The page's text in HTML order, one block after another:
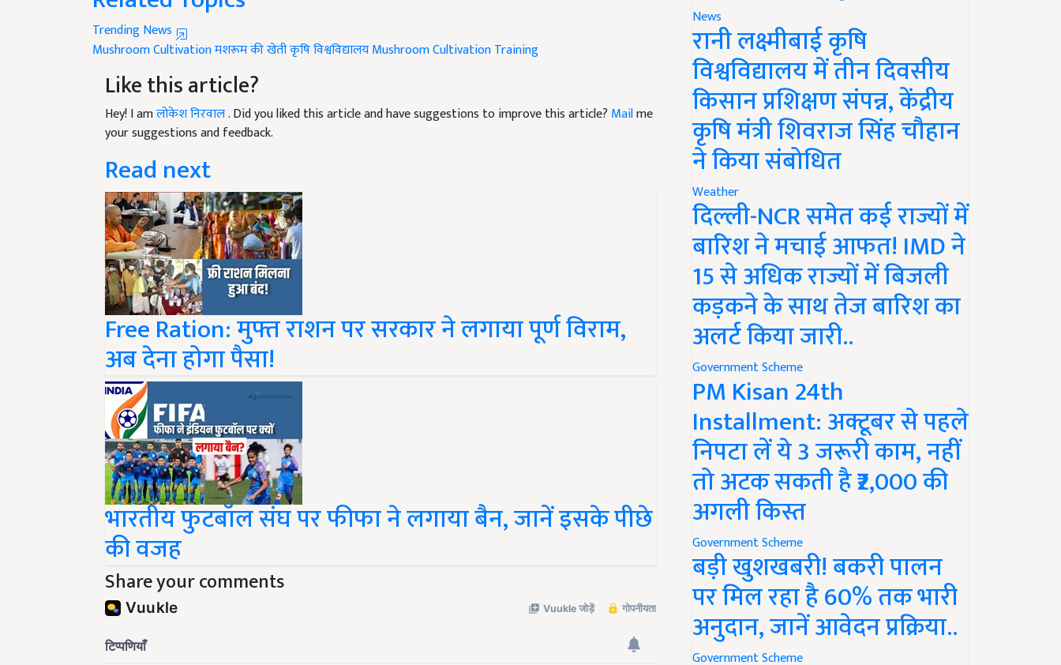
Trending News
Mushroom Cultivationमशरूम की खेतीकृषि विश्वविद्यालयMushroom Cultivation Training
Like this article?
Hey! I amलोकेश निरवाल. Did you liked this article and have suggestions to improve this article? Mailme
your suggestions and feedback.
Read next
Free Ration: मुफ्त राशन पर सरकार ने लगाया पूर्ण विराम,
अब देना होगा पैसा!
भारतीय फुटबॉल संघ पर फीफा ने लगाया बैन, जानें इसके पीछे
की वजह
Share your comments
News
रानी लक्ष्मीबाई कृषि
विश्वविद्यालय में तीन दिवसीय
किसान प्रशिक्षण संपन्न, केंद्रीय
कृषि मंत्री शिवराज सिंह चौहान
ने किया संबोधित
Weather
दिल्ली-NCR समेत कई राज्यों में
बारिश ने मचाई आफत! IMD ने
15 से अधिक राज्यों में बिजली
कड़कने के साथ तेज बारिश का
अलर्ट किया जारी..
Government Scheme
PM Kisan 24th
Installment: अक्टूबर से पहले
निपटा लें ये 3 जरूरी काम, नहीं
तो अटक सकती है ₹2,000 की
अगली किस्त
Government Scheme
बड़ी खुशखबरी! बकरी पालन
पर मिल रहा है 60% तक भारी
अनुदान, जानें आवेदन प्रक्रिया..
Government Scheme